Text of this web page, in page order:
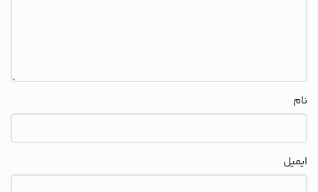
نام
ایمیل